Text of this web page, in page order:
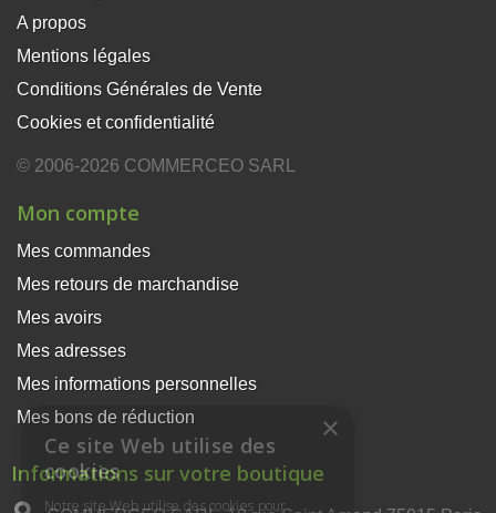
A propos
Mentions légales
Conditions Générales de Vente
Cookies et confidentialité
© 2006-2026 COMMERCEO SARL
Mon compte
Mes commandes
Mes retours de marchandise
Mes avoirs
Mes adresses
Mes informations personnelles
Mes bons de réduction
Informations sur votre boutique
×
Ce site Web utilise des
cookies
Notre site Web utilise des cookies pour